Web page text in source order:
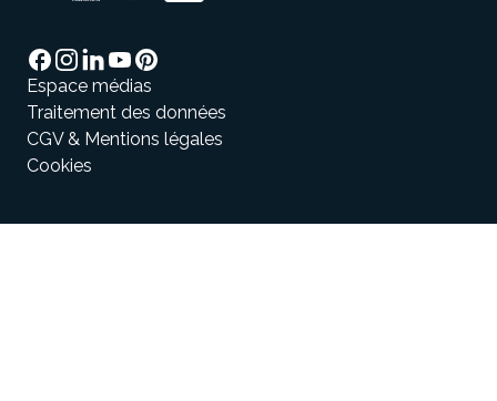
Espace médias
Traitement des données
CGV & Mentions légales
Cookies